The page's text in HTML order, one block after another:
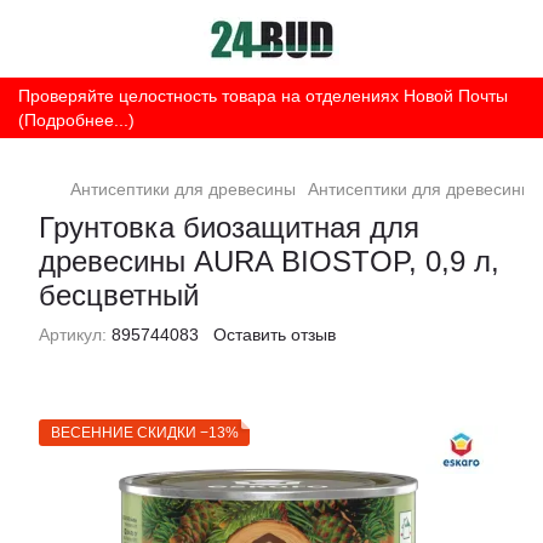
Проверяйте целостность товара на отделениях Новой Почты
(Подробнее...)
Антисептики для древесины Антисептики для древесины
Грунтовка биозащитная для
древесины AURA BIOSTOP, 0,9 л,
бесцветный
Артикул: 895744083 Оставить отзыв
ВЕСЕННИЕ СКИДКИ −13%